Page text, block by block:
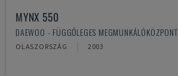
MYNX 550
DAEWOO - FÜGGŐLEGES MEGMUNKÁLÓKÖZPONT
OLASZORSZÁG 2003